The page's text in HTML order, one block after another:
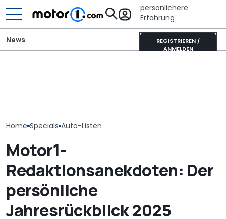
persönlichere
Erfahrung
REGISTRIEREN /
ANMELDEN
News
Home Specials Auto-Listen
Motor1-
Redaktionsanekdoten: Der
persönliche
Jahresrückblick 2025